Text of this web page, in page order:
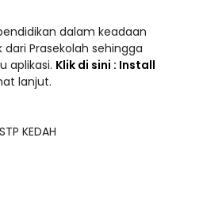
dalam keadaan
Prasekolah sehingga
aplikasi. Klik di sini : Install
lanjut.
KEDAH